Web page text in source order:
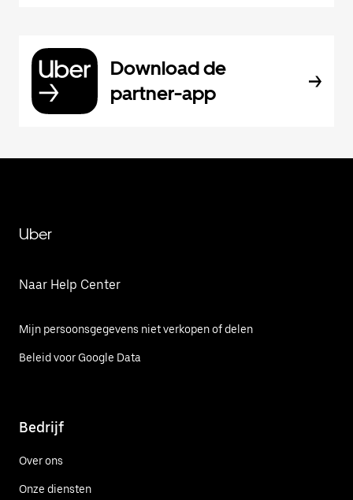
Download de
partner-app
Uber
Naar Help Center
Mijn persoonsgegevens niet verkopen of delen
Beleid voor Google Data
Bedrijf
Over ons
Onze diensten